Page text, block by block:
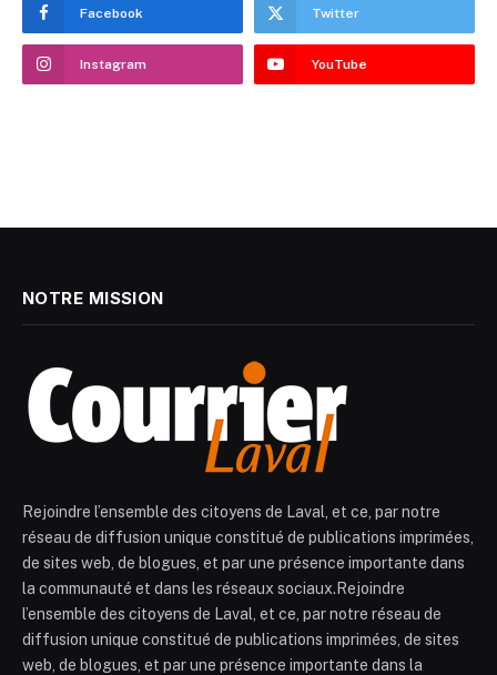
Facebook Twitter
Instagram YouTube
NOTRE MISSION
Rejoindre l’ensemble des citoyens de Laval, et ce, par notre
réseau de diffusion unique constitué de publications imprimées,
de sites web, de blogues, et par une présence importante dans
la communauté et dans les réseaux sociaux.Rejoindre
l’ensemble des citoyens de Laval, et ce, par notre réseau de
diffusion unique constitué de publications imprimées, de sites
web, de blogues, et par une présence importante dans la